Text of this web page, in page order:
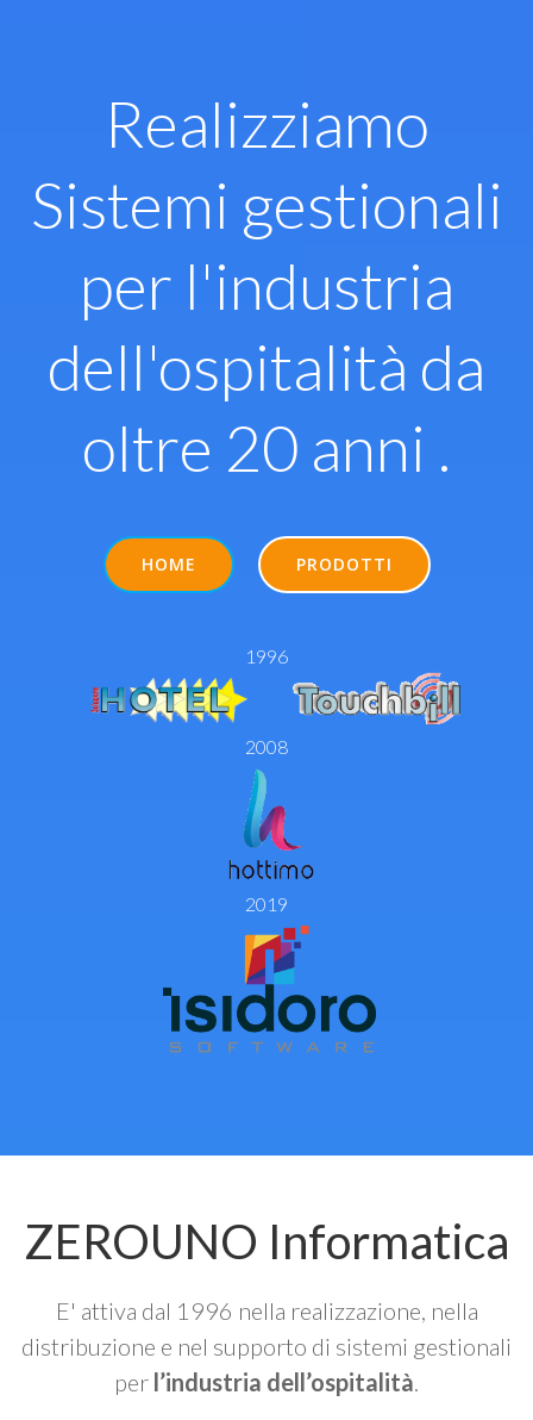
Realizziamo
Sistemi gestionali
per l'industria
dell'ospitalità da
oltre 20 anni .
HOME PRODOTTI
1996
2008
2019
ZEROUNO Informatica
E' attiva dal 1996 nella realizzazione, nella
distribuzione e nel supporto di sistemi gestionali
per l’industria dell’ospitalità